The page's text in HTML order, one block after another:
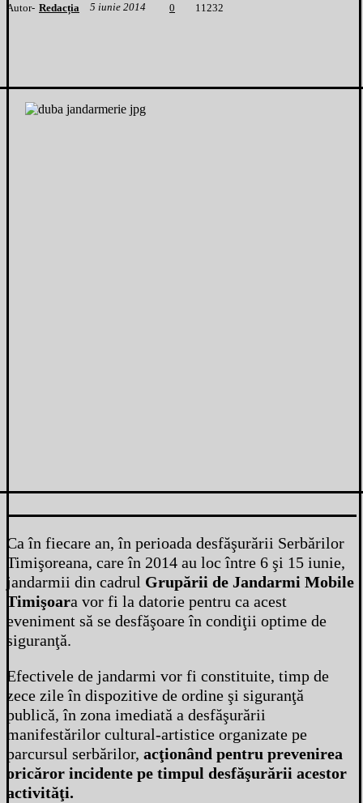
Autor- Redacția 5 iunie 2014 0 1 1232
Ca în fiecare an, în perioada desfăşurării Serbărilor
Timişoreana, care în 2014 au loc între 6 şi 15 iunie,
jandarmii din cadrul Grupării de Jandarmi Mobile
Timişoara vor fi la datorie pentru ca acest
eveniment să se desfăşoare în condiţii optime de
siguranţă.
Efectivele de jandarmi vor fi constituite, timp de
zece zile în dispozitive de ordine şi siguranţă
publică, în zona imediată a desfăşurării
manifestărilor cultural-artistice organizate pe
parcursul serbărilor, acţionând pentru prevenirea
oricăror incidente pe timpul desfăşurării acestor
activităţi.